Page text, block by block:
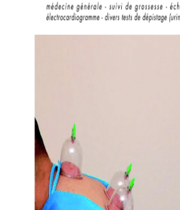
l'image
agrandie